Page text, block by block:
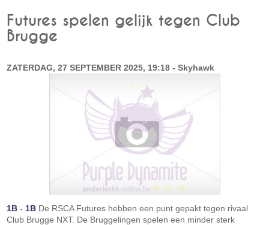
Futures spelen gelijk tegen Club
Brugge
ZATERDAG, 27 SEPTEMBER 2025, 19:18 - Skyhawk
1B - 1B De RSCA Futures hebben een punt gepakt tegen rivaal
Club Brugge NXT. De Bruggelingen spelen een minder sterk